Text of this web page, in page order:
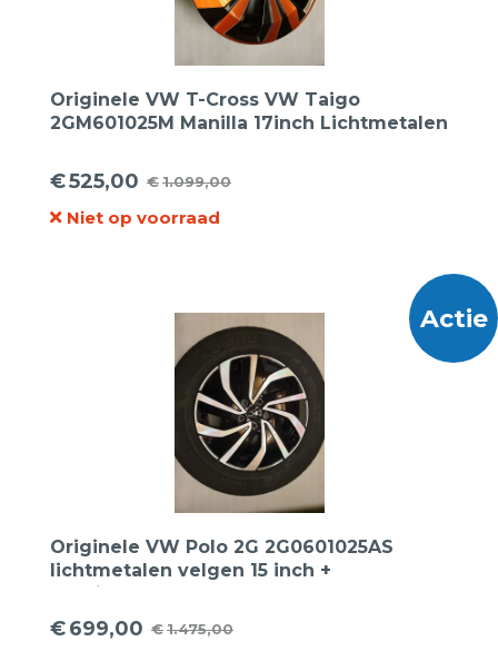
Originele VW T-Cross VW Taigo
2GM601025M Manilla 17inch Lichtmetalen
€1.099,00
Oorspronkelijke
prijs
€525,00
Huidige
prijs
Niet op voorraad
Actie
Originele VW Polo 2G 2G0601025AS
lichtmetalen velgen 15 inch +
Continental demo zomerbanden.
€1.475,00
Oorspronkelijke
€699,00
Huidige